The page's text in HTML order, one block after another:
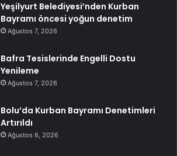
Yeşilyurt Belediyesi’nden Kurban
Bayramı öncesi yoğun denetim
Ağustos 7, 2026
Bafra Tesislerinde Engelli Dostu
Yenileme
Ağustos 7, 2026
Bolu’da Kurban Bayramı Denetimleri
Artırıldı
Ağustos 6, 2026